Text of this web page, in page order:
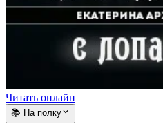
Читать онлайн
📚 На полку